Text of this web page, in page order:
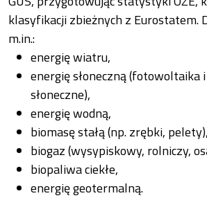
klasyfikacji zbieżnych z Eurostatem.
m.in.:
energię wiatru,
energię słoneczną (fotowoltaika
słoneczne),
energię wodną,
biomasę stałą (np. zrębki, pelety),
biogaz (wysypiskowy, rolniczy,
biopaliwa ciekłe,
energię geotermalną.